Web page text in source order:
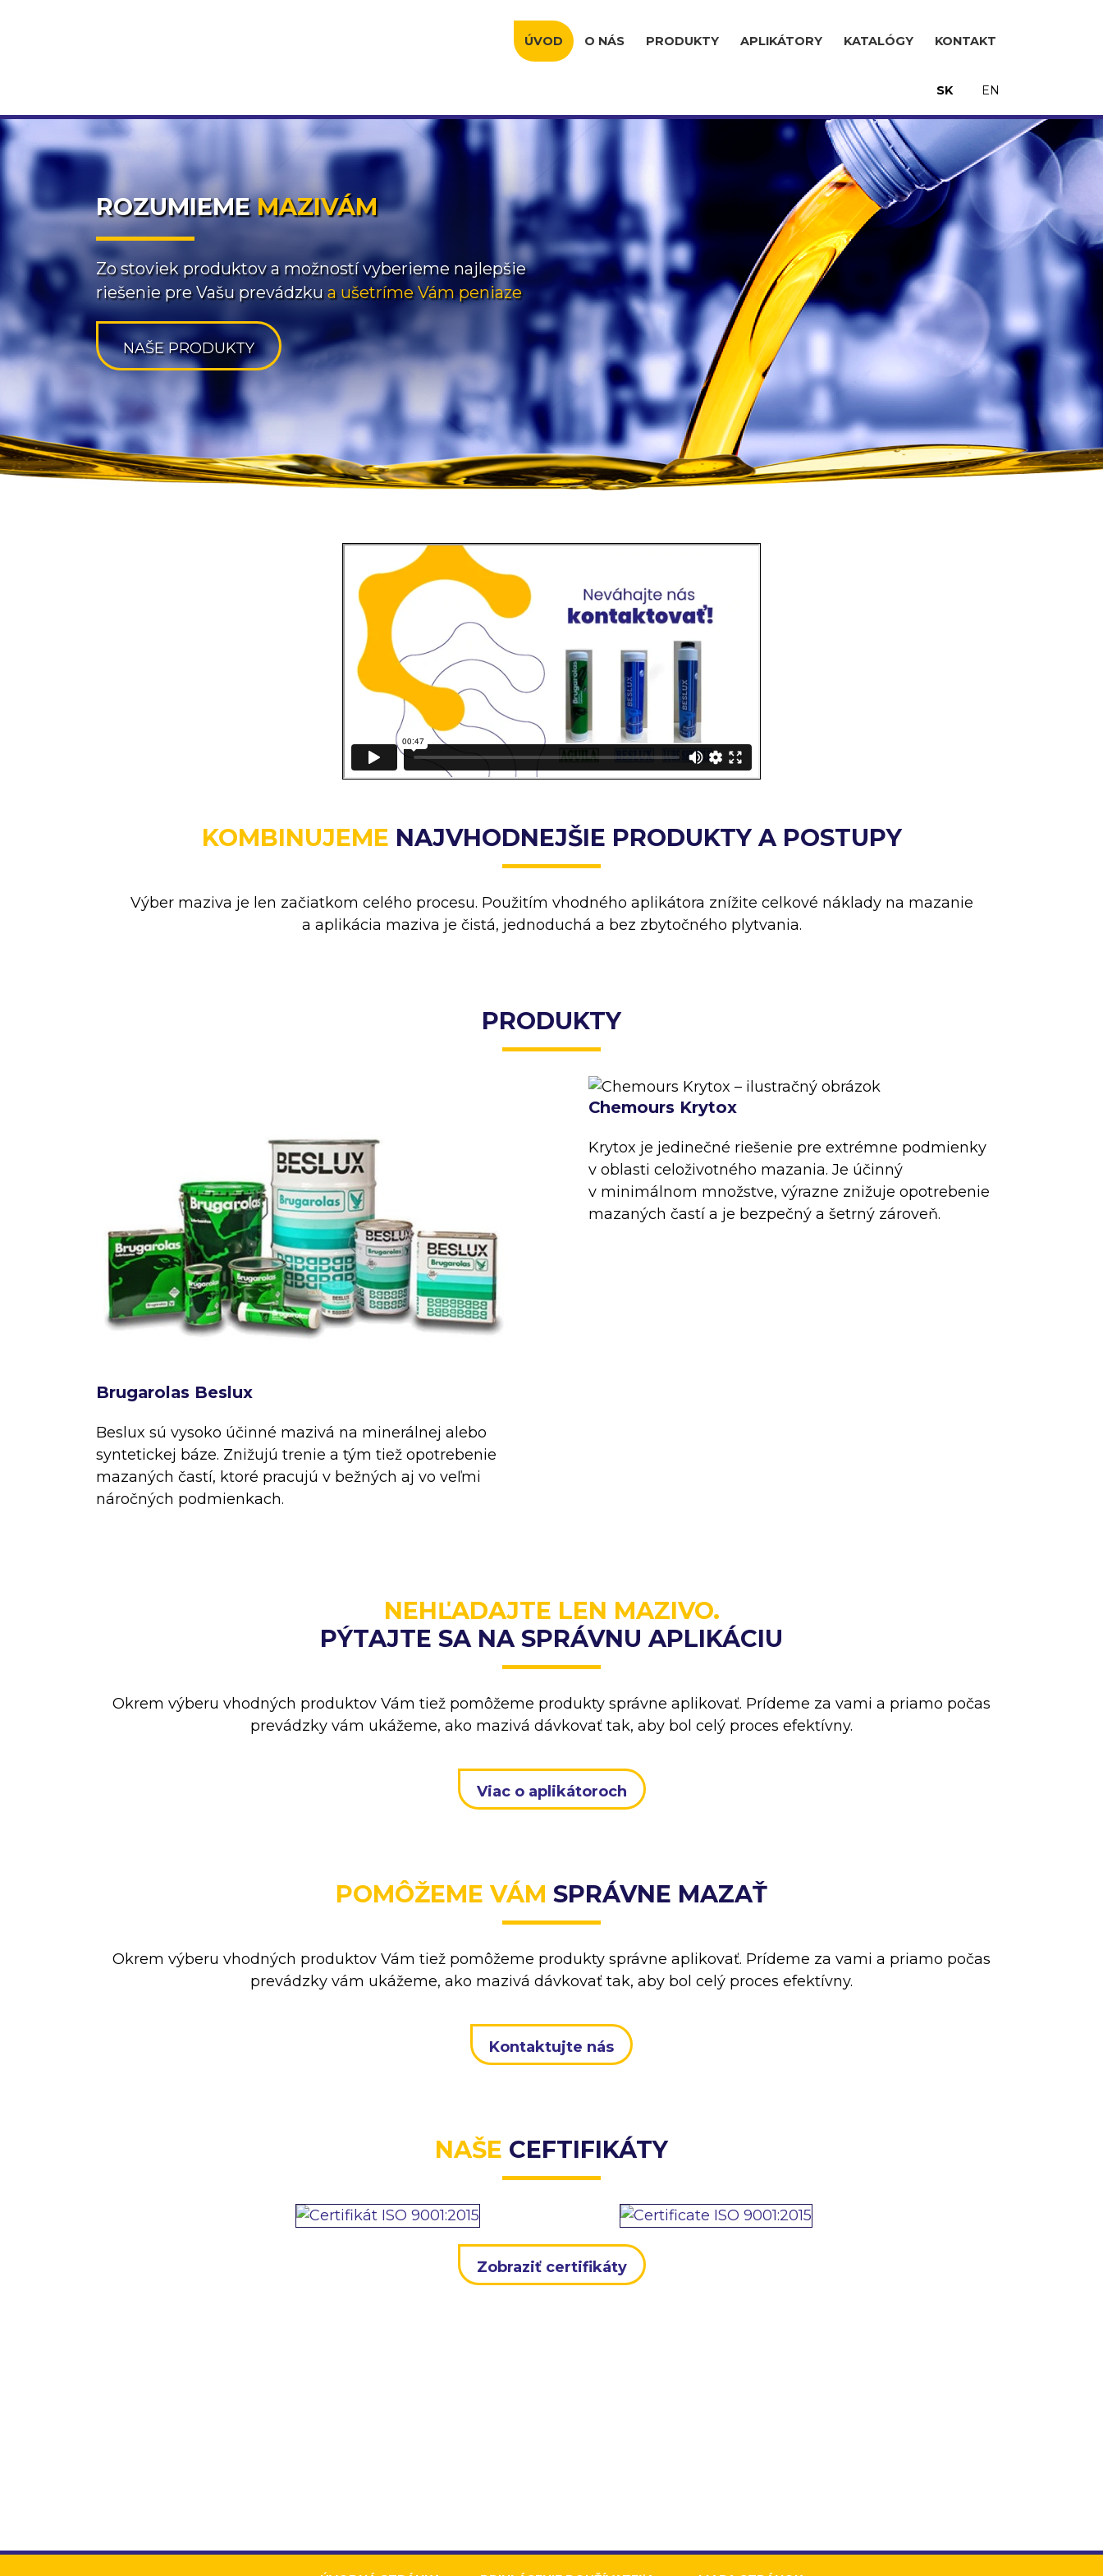
ROZUMIEME MAZIVÁM
Zo stoviek produktov a možností vyberieme najlepšie
riešenie pre Vašu prevádzku a ušetríme Vám peniaze
NAŠE PRODUKTY
SK EN
ÚVOD O NÁS PRODUKTY APLIKÁTORY KATALÓGY KONTAKT
KOMBINUJEME NAJVHODNEJŠIE PRODUKTY A POSTUPY
Výber maziva je len začiatkom celého procesu. Použitím vhodného aplikátora znížite celkové náklady na mazanie
a aplikácia maziva je čistá, jednoduchá a bez zbytočného plytvania.
PRODUKTY
Brugarolas Beslux
Beslux sú vysoko účinné mazivá na minerálnej alebo
syntetickej báze. Znižujú trenie a tým tiež opotrebenie
mazaných častí, ktoré pracujú v bežných aj vo veľmi
náročných podmienkach.
Chemours Krytox
Krytox je jedinečné riešenie pre extrémne podmienky
v oblasti celoživotného mazania. Je účinný
v minimálnom množstve, výrazne znižuje opotrebenie
mazaných častí a je bezpečný a šetrný zároveň.
NEHĽADAJTE LEN MAZIVO.
PÝTAJTE SA NA SPRÁVNU APLIKÁCIU
Okrem výberu vhodných produktov Vám tiež pomôžeme produkty správne aplikovať. Prídeme za vami a priamo počas
prevádzky vám ukážeme, ako mazivá dávkovať tak, aby bol celý proces efektívny.
Viac o aplikátoroch
POMÔŽEME VÁM SPRÁVNE MAZAŤ
Okrem výberu vhodných produktov Vám tiež pomôžeme produkty správne aplikovať. Prídeme za vami a priamo počas
prevádzky vám ukážeme, ako mazivá dávkovať tak, aby bol celý proces efektívny.
Kontaktujte nás
NAŠE CEFTIFIKÁTY
Zobraziť certifikáty